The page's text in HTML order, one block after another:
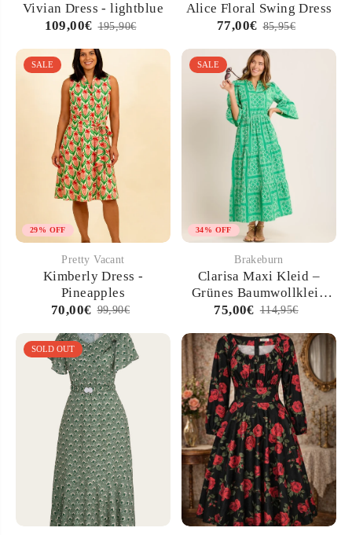
Vivian Dress - lightblue
109,00€ 195,90€
Alice Floral Swing Dress
77,00€ 85,95€
29% OFF
SALE
Pretty Vacant
Kimberly Dress -
Pineapples
70,00€ 99,90€
34% OFF
SALE
Brakeburn
Clarisa Maxi Kleid –
Grünes Baumwollkleid
mit Schiffli-Stickerei
75,00€ 114,95€
SOLD OUT